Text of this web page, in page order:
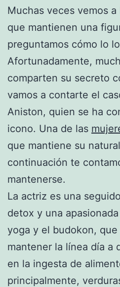
Muchas veces vemos
que mantienen una
preguntamos cómo lo
Afortunadamente,
comparten su secreto
vamos a contarte el
Aniston, quien se ha
icono. Una de las
que mantiene su
continuación te
mantenerse.
La actriz es una
detox y una
yoga y el budokon, que
mantener la línea día a
en la ingesta de
principalmente,